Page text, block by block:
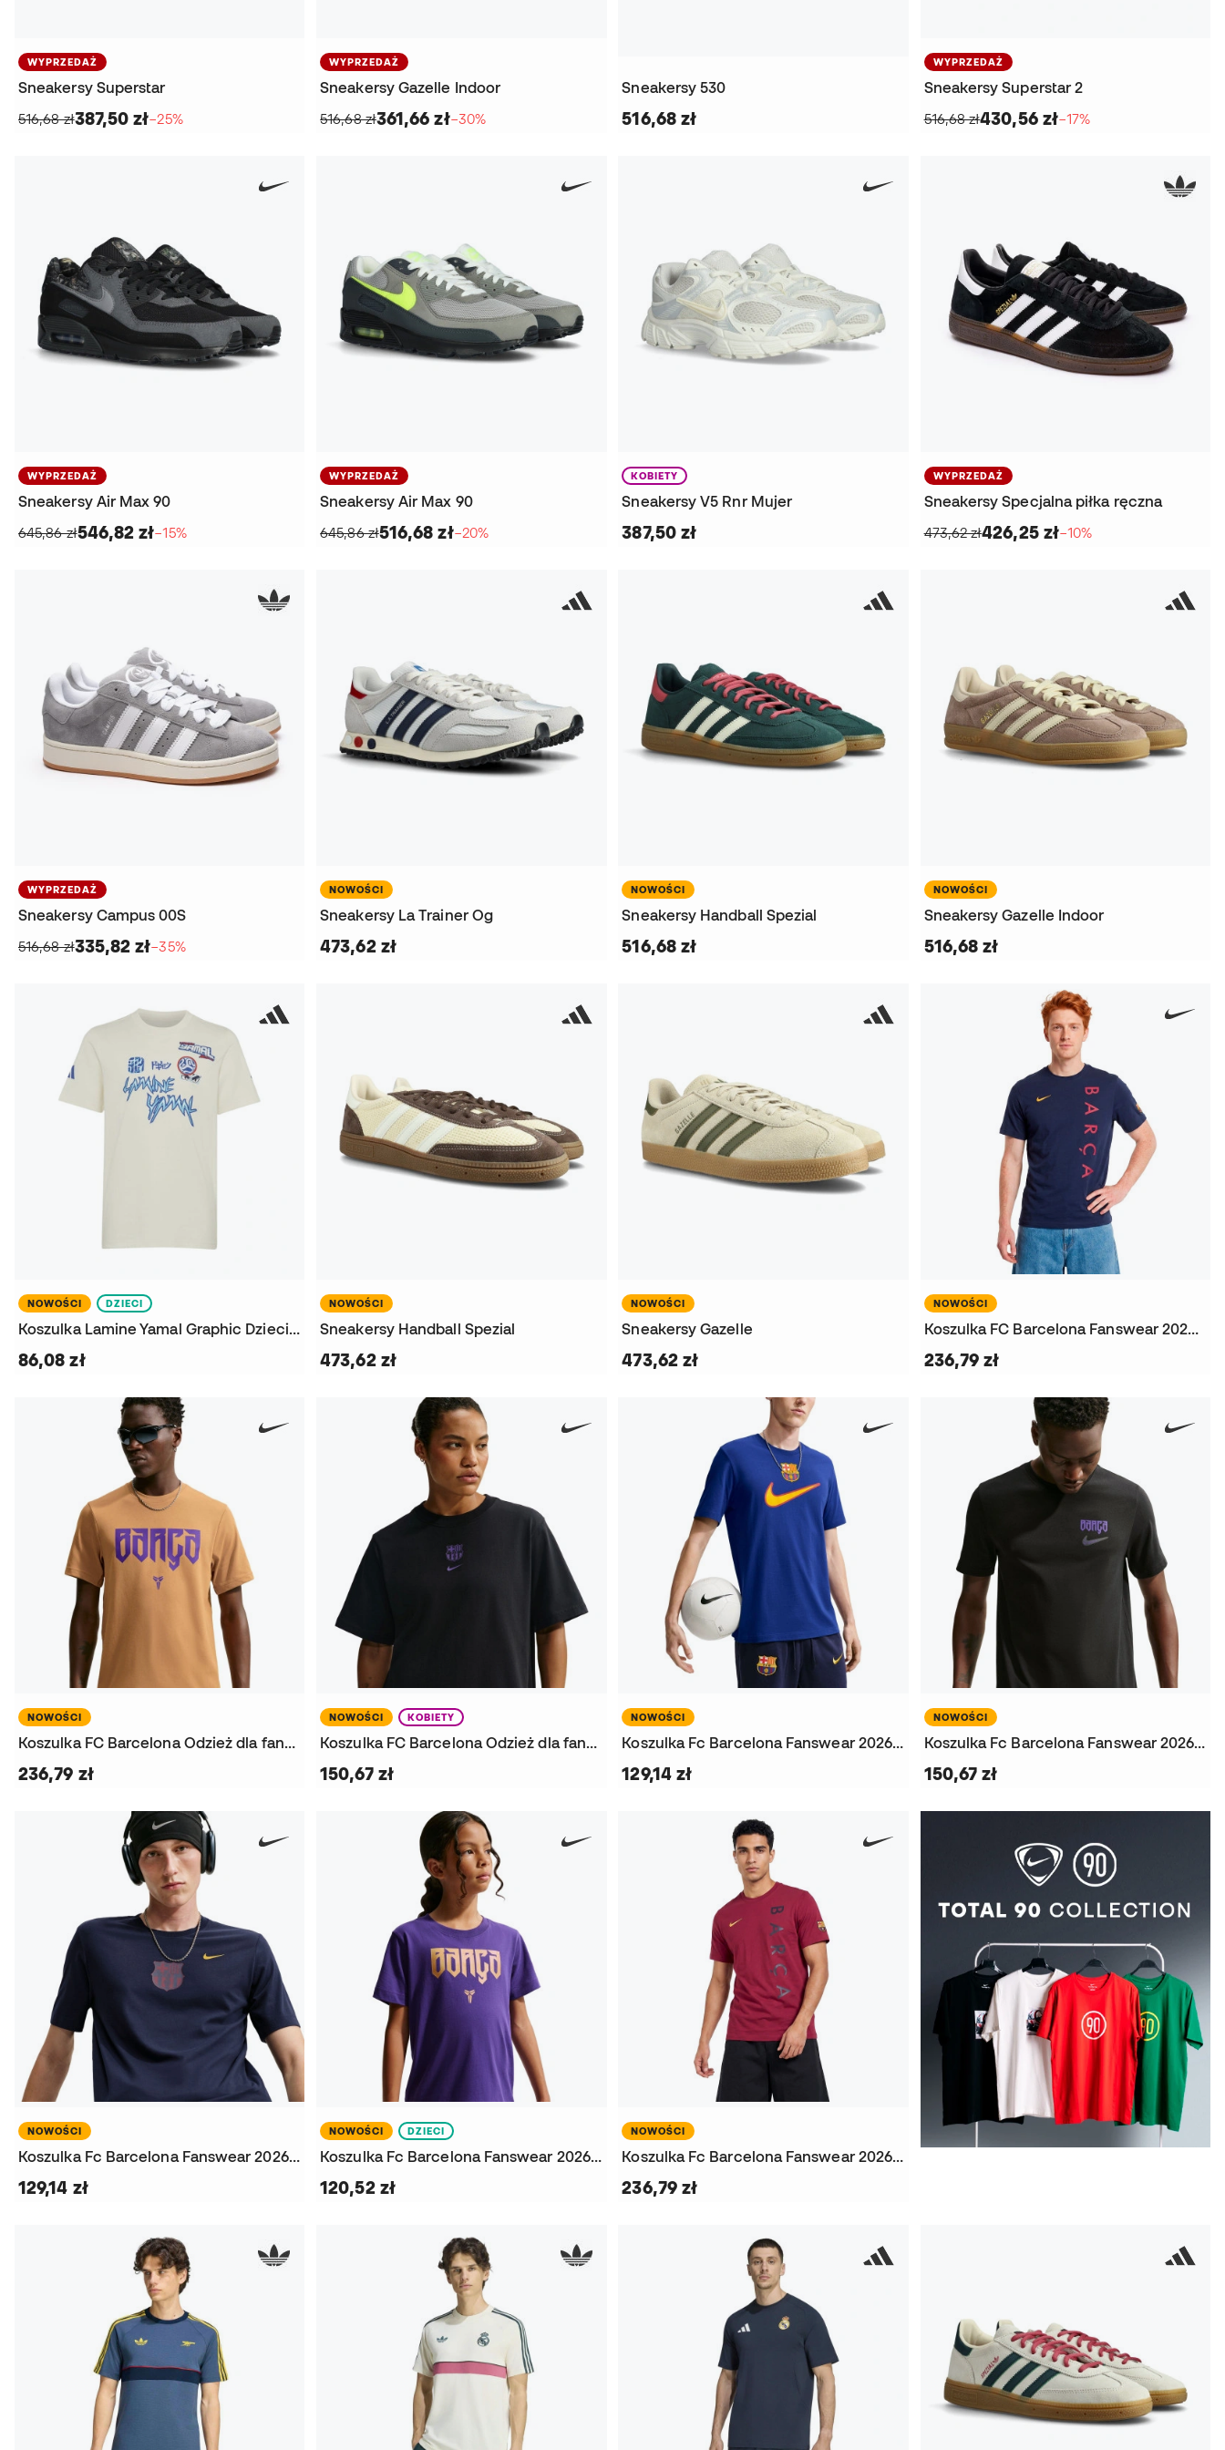
WYPRZEDAŻ
Sneakersy Superstar
516,68 zł387,50 zł−25%
WYPRZEDAŻ
Sneakersy Gazelle Indoor
516,68 zł361,66 zł−30%
Sneakersy 530
516,68 zł
WYPRZEDAŻ
Sneakersy Superstar 2
516,68 zł430,56 zł−17%
WYPRZEDAŻ
Sneakersy Air Max 90
645,86 zł546,82 zł−15%
WYPRZEDAŻ
Sneakersy Air Max 90
645,86 zł516,68 zł−20%
KOBIETY
Sneakersy V5 Rnr Mujer
387,50 zł
WYPRZEDAŻ
Sneakersy Specjalna piłka ręczna
473,62 zł426,25 zł−10%
WYPRZEDAŻ
Sneakersy Campus 00S
516,68 zł335,82 zł−35%
NOWOŚCI
Sneakersy La Trainer Og
473,62 zł
NOWOŚCI
Sneakersy Handball Spezial
516,68 zł
NOWOŚCI
Sneakersy Gazelle Indoor
516,68 zł
NOWOŚCI DZIECI
Koszulka Lamine Yamal Graphic Dziecięca
86,08 zł
NOWOŚCI
Sneakersy Handball Spezial
473,62 zł
NOWOŚCI
Sneakersy Gazelle
473,62 zł
NOWOŚCI
Koszulka FC Barcelona Fanswear 2026-2027
236,79 zł
NOWOŚCI
Koszulka FC Barcelona Odzież dla fanów 2026-2027
236,79 zł
NOWOŚCI KOBIETY
Koszulka FC Barcelona Odzież dla fanów 2026-2027 Kobieta
150,67 zł
NOWOŚCI
Koszulka Fc Barcelona Fanswear 2026-2027
129,14 zł
NOWOŚCI
Koszulka Fc Barcelona Fanswear 2026-2027
150,67 zł
NOWOŚCI
Koszulka Fc Barcelona Fanswear 2026-2027
129,14 zł
NOWOŚCI DZIECI
Koszulka Fc Barcelona Fanswear 2026-2027 Niño
120,52 zł
NOWOŚCI
Koszulka Fc Barcelona Fanswear 2026-2027
236,79 zł